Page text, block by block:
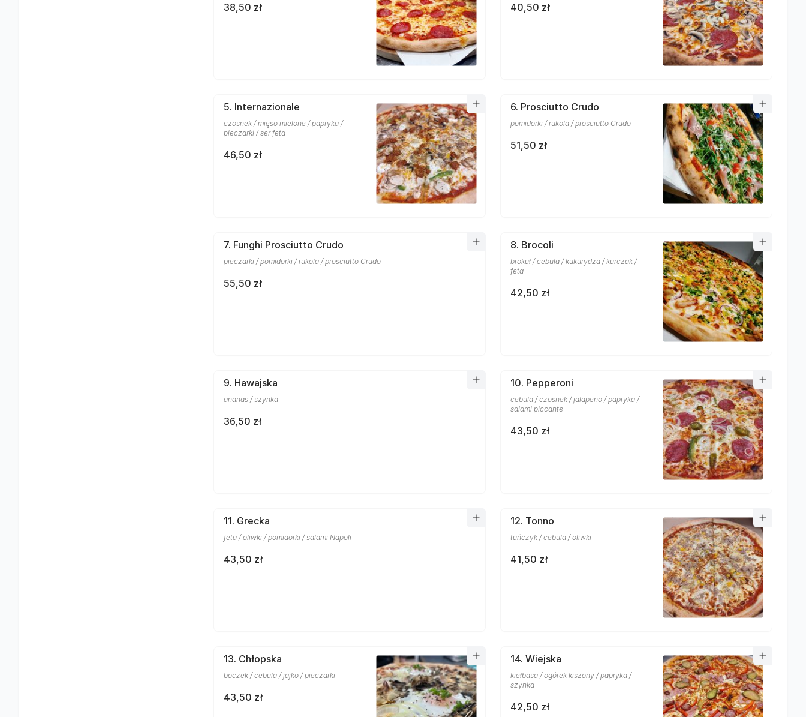
38,50 zł 40,50 zł
5. Internazionale
czosnek / mięso mielone / papryka /
pieczarki / ser feta
46,50 zł
6. Prosciutto Crudo
pomidorki / rukola / prosciutto Crudo
51,50 zł
7. Funghi Prosciutto Crudo
pieczarki / pomidorki / rukola / prosciutto Crudo
55,50 zł
8. Brocoli
brokuł / cebula / kukurydza / kurczak /
feta
42,50 zł
9. Hawajska
ananas / szynka
36,50 zł
10. Pepperoni
cebula / czosnek / jalapeno / papryka /
salami piccante
43,50 zł
11. Grecka
feta / oliwki / pomidorki / salami Napoli
43,50 zł
12. Tonno
tuńczyk / cebula / oliwki
41,50 zł
13. Chłopska
boczek / cebula / jajko / pieczarki
43,50 zł
14. Wiejska
kiełbasa / ogórek kiszony / papryka /
szynka
42,50 zł